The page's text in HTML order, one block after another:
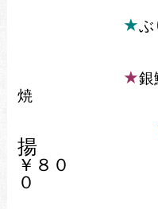
★ぶ
★銀
焼
￥８０
０